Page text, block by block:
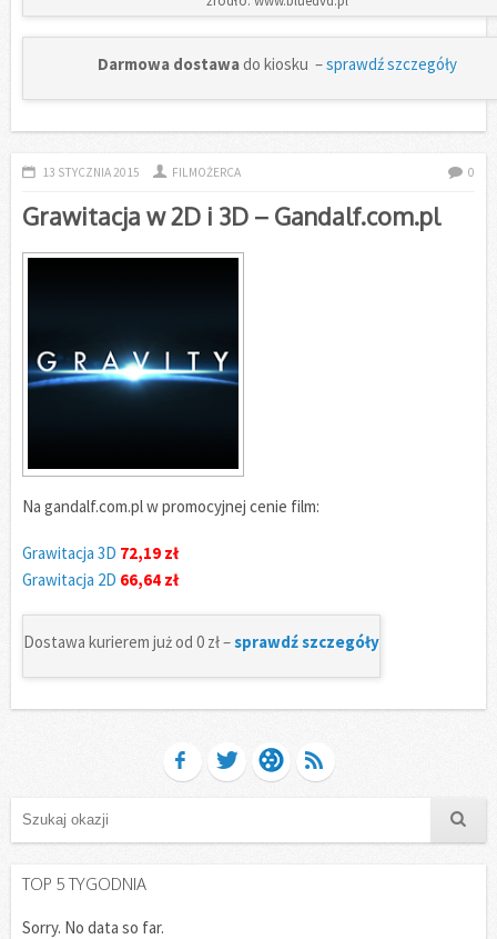
Darmowa dostawado kiosku –sprawdź szczegóły
13 STYCZNIA 2015 FILMOŻERCA 0
Grawitacja w 2D i 3D – Gandalf.com.pl
Na gandalf.com.pl w promocyjnej cenie film:
Grawitacja 3D 72,19 zł
Grawitacja 2D 66,64 zł
Dostawa kurierem już od 0 zł –sprawdź szczegóły
TOP 5 TYGODNIA
Sorry. No data so far.